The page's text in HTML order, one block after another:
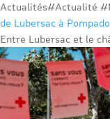
Actualités#Actualité
de Lubersac à
Entre Lubersac et le